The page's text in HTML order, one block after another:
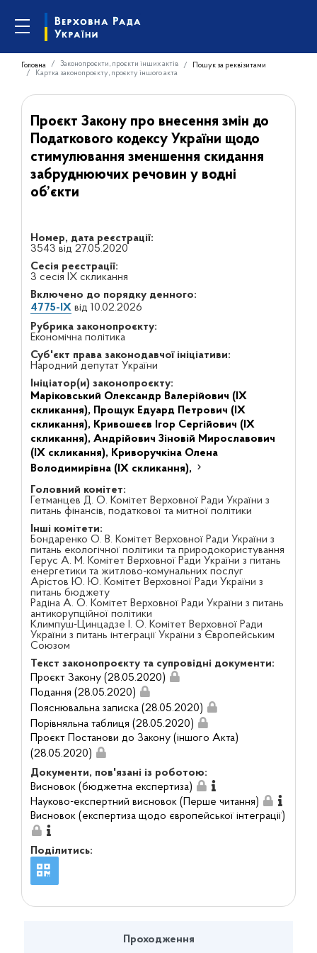
Головна Законопроєкти, проєкти інших актів
Пошук за реквізитами
Картка законопроєкту, проєкту іншого акта
Проєкт Закону про внесення змін до
Податкового кодексу України щодо
стимулювання зменшення скидання
забруднюючих речовин у водні
об’єкти
Номер, дата реєстрації:
3543 від 27.05.2020
Сесія реєстрації:
3 сесія IX скликання
Включено до порядку денного:
4775-IXвід 10.02.2026
Рубрика законопроєкту:
Економічна політика
Суб'єкт права законодавчої ініціативи:
Народний депутат України
Ініціатор(и) законопроєкту:
Маріковський Олександр Валерійович (IX
скликання), Прощук Едуард Петрович (IX
скликання), Кривошеєв Ігор Сергійович (IX
скликання), Андрійович Зіновій Мирославович
(IX скликання), Криворучкіна Олена
Володимирівна (IX скликання),
Головний комітет:
Гетманцев Д. О. Комітет Верховної Ради України з
питань фінансів, податкової та митної політики
Інші комітети:
Бондаренко О. В. Комітет Верховної Ради України з
питань екологічної політики та природокористування
Герус А. М. Комітет Верховної Ради України з питань
енергетики та житлово-комунальних послуг
Арістов Ю. Ю. Комітет Верховної Ради України з
питань бюджету
Радіна А. О. Комітет Верховної Ради України з питань
антикорупційної політики
Климпуш-Цинцадзе І. О. Комітет Верховної Ради
України з питань інтеграції України з Європейським
Союзом
Текст законопроєкту та супровідні документи:
Проєкт Закону (28.05.2020)
Подання (28.05.2020)
Пояснювальна записка (28.05.2020)
Порівняльна таблиця (28.05.2020)
Проєкт Постанови до Закону (іншого Акта)
(28.05.2020)
Документи, пов'язані із роботою:
Висновок (бюджетна експертиза)
Науково-експертний висновок (Перше читання)
Висновок (експертиза щодо європейської інтеграції)
Поділитись:
Проходження